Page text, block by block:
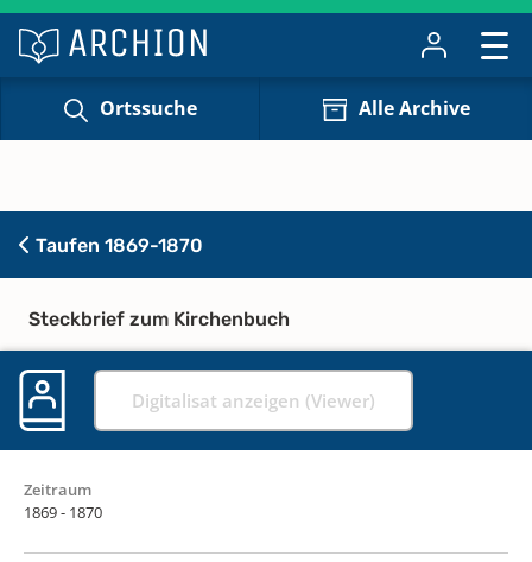
Ortssuche Alle Archive
Taufen 1869-1870
Steckbrief zum Kirchenbuch
Digitalisat anzeigen (Viewer)
Zeitraum
1869 - 1870